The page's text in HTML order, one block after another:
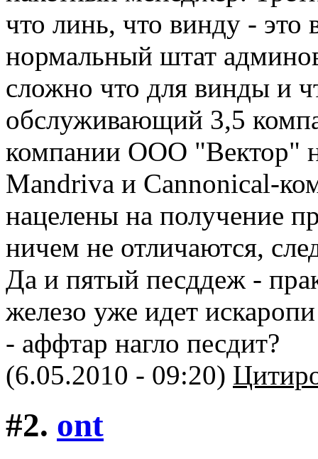
что линь, что винду - это
нормальный штат
сложно что для винды и
обслуживающий 3,5
компании ООО "Вектор"
Mandriva и Cannonical-
нацелены на получение
ничем не отличаются,
Да и пятый песддеж -
железо уже идет
- аффтар нагло песдит?
(6.05.2010 - 09:20)
#2. ont